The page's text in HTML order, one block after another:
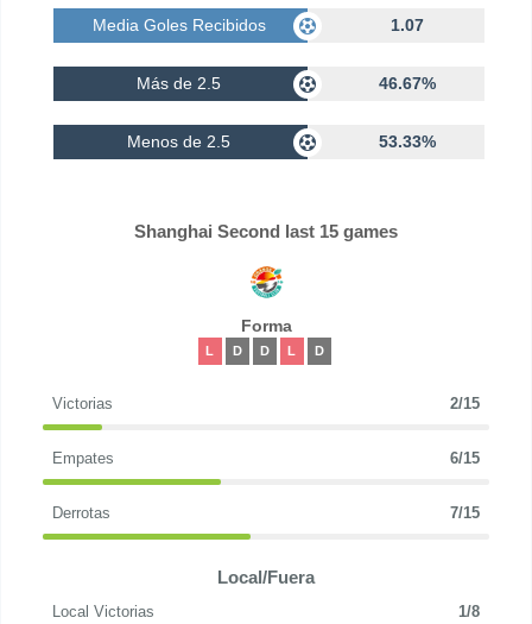
Media Goles Recibidos 1.07
Más de 2.5 46.67%
Menos de 2.5 53.33%
Shanghai Second last 15 games
Forma
L D D L D
Victorias 2/15
Empates 6/15
Derrotas 7/15
Local/Fuera
Local Victorias 1/8